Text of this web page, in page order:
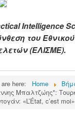
Intelligence
του
(ΕΛΙΣΜΕ).
here: Home
Μπαλτζώης*:
«L’État, c’est